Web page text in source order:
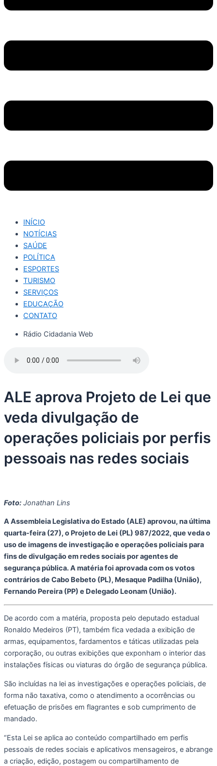
INÍCIO
NOTÍCIAS
SAÚDE
POLÍTICA
ESPORTES
TURISMO
SERVIÇOS
EDUCAÇÃO
CONTATO
Rádio Cidadania Web
ALE aprova Projeto de Lei que
veda divulgação de
operações policiais por perfis
pessoais nas redes sociais
Foto: Jonathan Lins
A Assembleia Legislativa do Estado (ALE) aprovou, na última
quarta-feira (27), o Projeto de Lei (PL) 987/2022, que veda o
uso de imagens de investigação e operações policiais para
fins de divulgação em redes sociais por agentes de
segurança pública. A matéria foi aprovada com os votos
contrários de Cabo Bebeto (PL), Mesaque Padilha (União),
Fernando Pereira (PP) e Delegado Leonam (União).
De acordo com a matéria, proposta pelo deputado estadual
Ronaldo Medeiros (PT), também fica vedada a exibição de
armas, equipamentos, fardamentos e táticas utilizadas pela
corporação, ou outras exibições que exponham o interior das
instalações físicas ou viaturas do órgão de segurança pública.
São incluídas na lei as investigações e operações policiais, de
forma não taxativa, como o atendimento a ocorrências ou
efetuação de prisões em flagrantes e sob cumprimento de
mandado.
“Esta Lei se aplica ao conteúdo compartilhado em perfis
pessoais de redes sociais e aplicativos mensageiros, e abrange
a criação, edição, postagem ou compartilhamento de